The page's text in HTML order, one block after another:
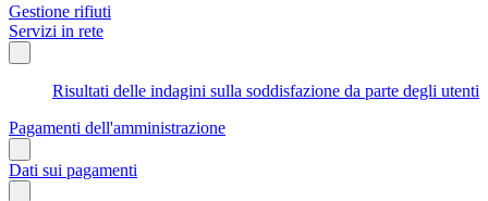
Gestione rifiuti
Servizi in rete
Risultati delle indagini sulla soddisfazione da parte degli utenti
Pagamenti dell'amministrazione
Dati sui pagamenti